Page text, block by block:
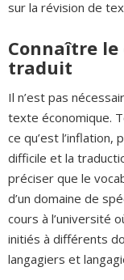
sur la révision de
Connaître
traduit
Il n’est pas
texte économique.
ce qu’est l’inflation,
difficile et la
préciser que le
d’un domaine de
cours à l’université
initiés à différents
langagiers et